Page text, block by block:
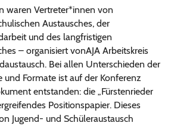
waren Vertreter*innen von
Austausches, der
und des langfristigen
– organisiert vonAJA Arbeitskreis
Bei allen Unterschieden der
und Formate ist auf der Konferenz
entstanden: die „Fürstenrieder
Positionspapier. Dieses
Jugend- und Schüleraustausch